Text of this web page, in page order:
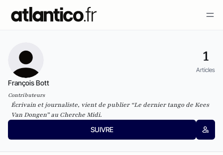
1
Articles
François Bott
Contributeurs
Écrivain et journaliste, vient de publier “Le dernier tango de Kees
Van Dongen” au Cherche Midi.
SUIVRE